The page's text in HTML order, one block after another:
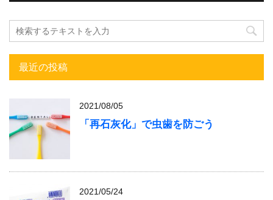
最近の投稿
2021/08/05
「再石灰化」で虫歯を防ごう
2021/05/24